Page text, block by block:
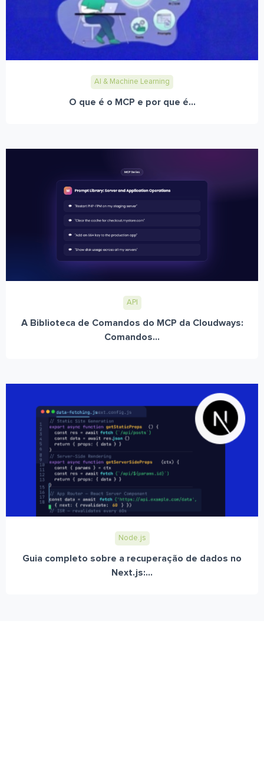
AI & Machine Learning
O que é o MCP e por que é...
API
A Biblioteca de Comandos do MCP da Cloudways:
Comandos...
Node.js
Guia completo sobre a recuperação de dados no
Next.js:...